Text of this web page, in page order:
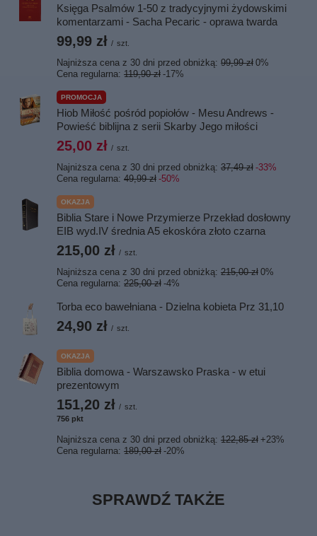
Księga Psalmów 1-50 z tradycyjnymi żydowskimi
komentarzami - Sacha Pecaric - oprawa twarda
99,99 zł / szt.
Najniższa cena z 30 dni przed obniżką: 99,99 zł 0%
Cena regularna: 119,90 zł -17%
PROMOCJA
Hiob Miłość pośród popiołów - Mesu Andrews -
Powieść biblijna z serii Skarby Jego miłości
25,00 zł / szt.
Najniższa cena z 30 dni przed obniżką: 37,49 zł -33%
Cena regularna: 49,99 zł -50%
OKAZJA
Biblia Stare i Nowe Przymierze Przekład dosłowny
EIB wyd.IV średnia A5 ekoskóra złoto czarna
215,00 zł / szt.
Najniższa cena z 30 dni przed obniżką: 215,00 zł 0%
Cena regularna: 225,00 zł -4%
Torba eco bawełniana - Dzielna kobieta Prz 31,10
24,90 zł / szt.
OKAZJA
Biblia domowa - Warszawsko Praska - w etui
prezentowym
151,20 zł / szt.
756 pkt
Najniższa cena z 30 dni przed obniżką: 122,85 zł +23%
Cena regularna: 189,00 zł -20%
SPRAWDŹ TAKŻE